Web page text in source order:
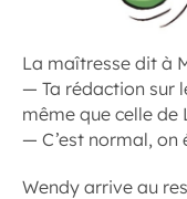
La maîtresse dit à
— Ta rédaction sur
même que celle de
— C’est normal,
Wendy arrive au